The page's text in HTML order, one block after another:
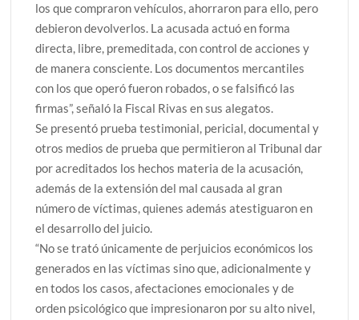
los que compraron vehículos, ahorraron para ello, pero
debieron devolverlos. La acusada actuó en forma
directa, libre, premeditada, con control de acciones y
de manera consciente. Los documentos mercantiles
con los que operó fueron robados, o se falsificó las
firmas”, señaló la Fiscal Rivas en sus alegatos.
Se presentó prueba testimonial, pericial, documental y
otros medios de prueba que permitieron al Tribunal dar
por acreditados los hechos materia de la acusación,
además de la extensión del mal causada al gran
número de víctimas, quienes además atestiguaron en
el desarrollo del juicio.
“No se trató únicamente de perjuicios económicos los
generados en las víctimas sino que, adicionalmente y
en todos los casos, afectaciones emocionales y de
orden psicológico que impresionaron por su alto nivel,